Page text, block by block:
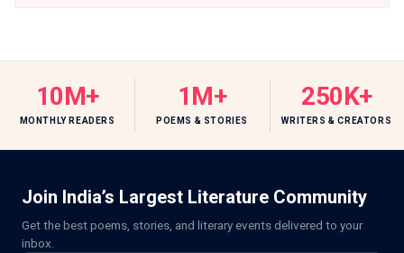
10M+
MONTHLY READERS
1M+
POEMS & STORIES
250K+
WRITERS & CREATORS
Join India’s Largest Literature Community
Get the best poems, stories, and literary events delivered to your
inbox.